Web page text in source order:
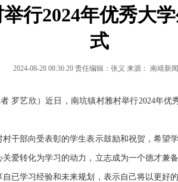
行2024年优秀大
式
2024-08-28 08:36:20 责任编辑：张义 来源： 南靖新
罗艺欣）近日，南坑镇村雅村举行2024年优
村干部向受表彰的学生表示鼓励和祝贺 ， 希望
爱转化为学习的动力，立志成为一个德才兼
已学习经验和未来规划， 表示自己将以更好